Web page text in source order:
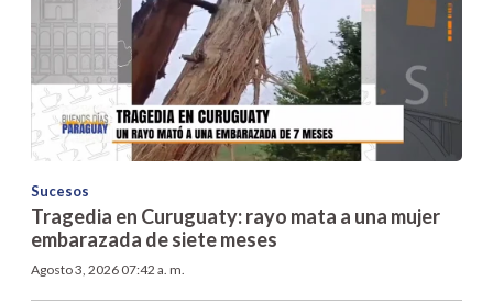
Sucesos
Tragedia en Curuguaty: rayo mata a una mujer
embarazada de siete meses
Agosto 3, 2026 07:42 a. m.